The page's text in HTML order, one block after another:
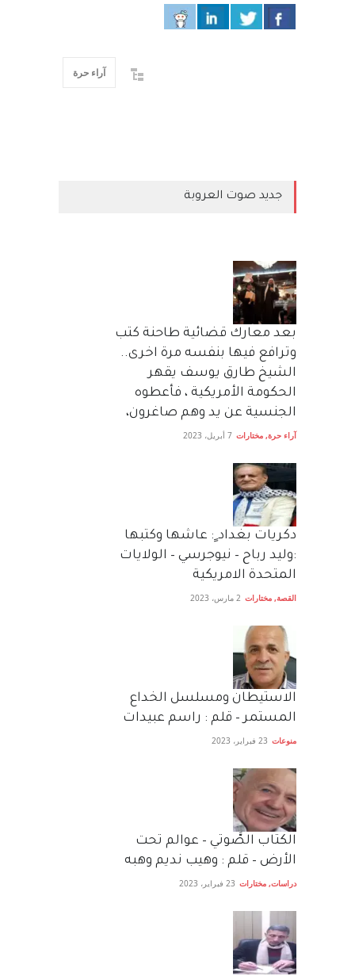
آراء حرة
جديد صوت العروبة
بعد معارك قضائية طاحنة كتب
وترافع فيها بنفسه مرة اخرى..
الشيخ طارق يوسف يقهر
الحكومة الأمريكية ، فأعطوه
الجنسية عن يد وهم صاغرون،
آراء حرة, مختارات 7 أبريل، 2023
دكريات بغداد ٍ: عاشها وكتبها
:وليد رباح – نيوجرسي – الولايات
المتحدة الامريكية
القصة, مختارات 2 مارس، 2023
الاستيطان ومسلسل الخداع
المستمر – قلم : راسم عبيدات
منوعات 23 فبراير، 2023
الكتاب الصَّوتي – عوالم تحت
الأرض – قلم : وهيب نديم وهبه
دراسات, مختارات 23 فبراير، 2023